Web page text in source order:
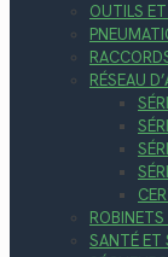
OUTILS
RÉSEAU
SANTÉ ET